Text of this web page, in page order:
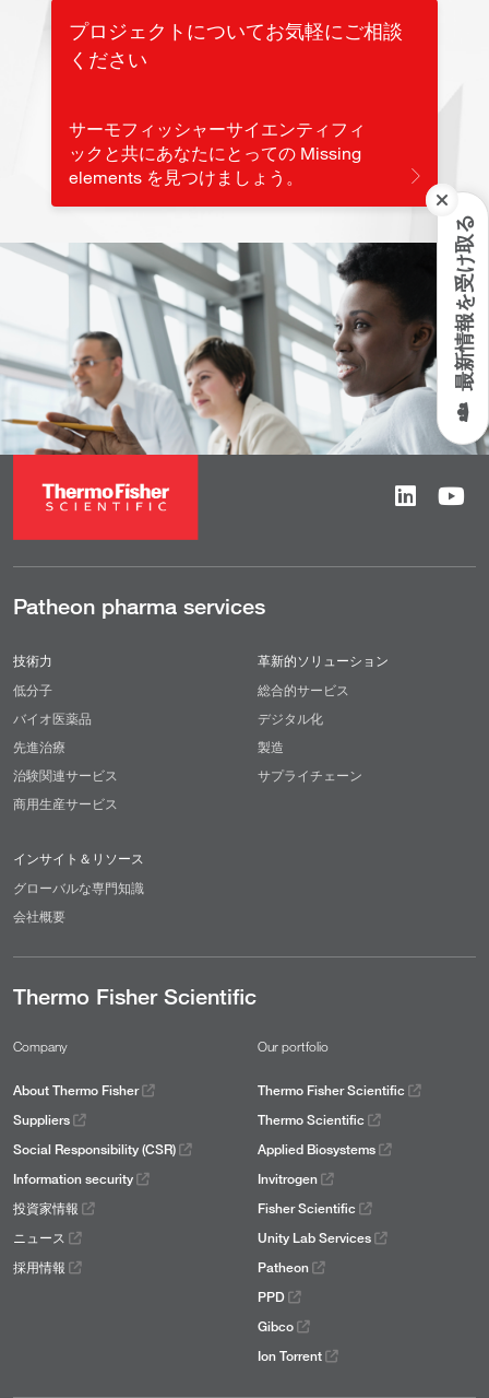
最新情報を受け取る
プロジェクトについてお気軽にご相談
ください
サーモフィッシャーサイエンティフィ
ックと共にあなたにとっての Missing
elements を見つけましょう。
Patheon pharma services
技術力
低分子
バイオ医薬品
先進治療
治験関連サービス
商用生産サービス
革新的ソリューション
総合的サービス
デジタル化
製造
サプライチェーン
インサイト＆リソース
グローバルな専門知識
会社概要
Thermo Fisher Scientific
Company
About Thermo Fisher
Suppliers
Social Responsibility (CSR)
Information security
投資家情報
ニュース
採用情報
Our portfolio
Thermo Fisher Scientific
Thermo Scientific
Applied Biosystems
Invitrogen
Fisher Scientific
Unity Lab Services
Patheon
PPD
Gibco
Ion Torrent